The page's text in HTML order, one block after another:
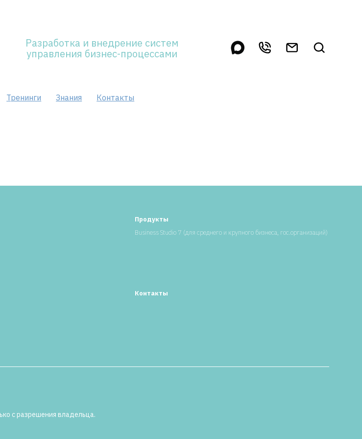
Разработка и внедрение систем
управления бизнес-процессами
Тренинги Знания Контакты
Продукты
Business Studio 7 (для среднего и крупного бизнеса, гос.организаций)
Контакты
с разрешения владельца.